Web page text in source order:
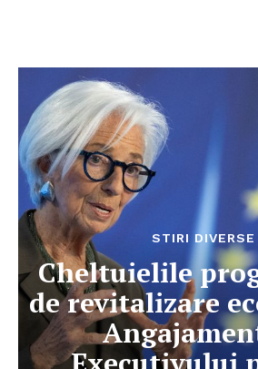
STIRI DIVERSE
Cheltuielile
de revitalizare